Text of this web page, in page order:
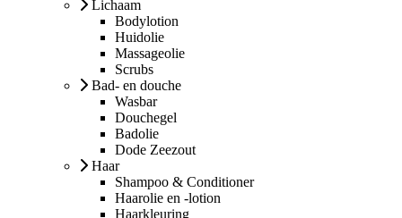
Lichaam
Bodylotion
Huidolie
Massageolie
Scrubs
Bad- en douche
Wasbar
Douchegel
Badolie
Dode Zeezout
Haar
Shampoo & Conditioner
Haarolie en -lotion
Haarkleuring